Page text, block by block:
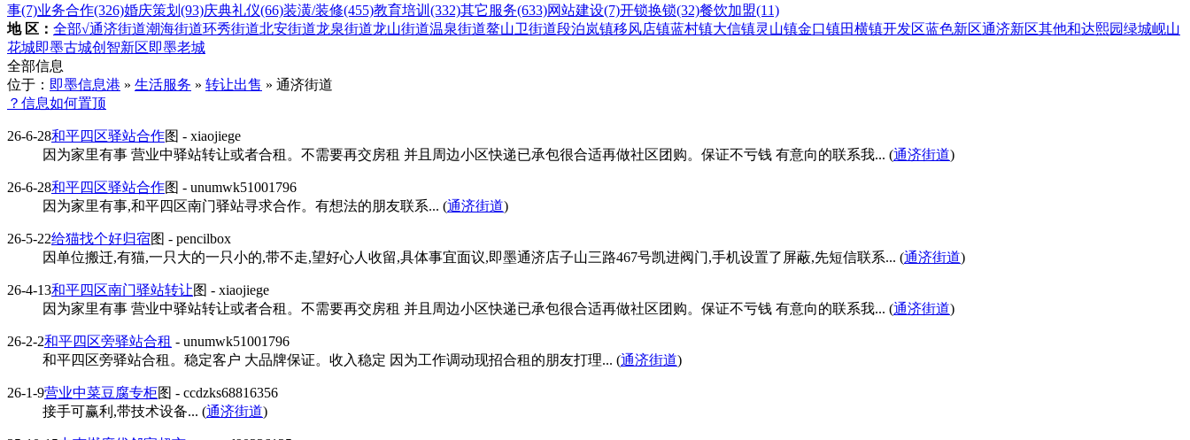
事(7)业务合作(326)婚庆策划 (93)庆典礼仪(66)装潢/装修(455)教育培训 (332)其它服务(633)网站建设(7)开锁换锁(32)餐饮加盟(11)
地 区： 全部√通济街道潮海街道环秀街道北安街道龙泉街道龙山街道温泉街道鳌山卫街道段泊岚镇移风店镇蓝村镇大信镇灵山镇金口镇田横镇开发区蓝色新区通济新区其他和达熙园绿城岘山
花城即墨古城创智新区即墨老城
全部信息
位于： 即墨信息港 » 生活服务 » 转让出售 » 通济街道
？信息如何置顶
26-6-28和平四区驿站合作图 - xiaojiege
因为家里有事 营业中驿站转让或者合租。不需要再交房租 并且周边小区快递已承包很合适再做社区团购。保证不亏钱 有意向的联系我... (通济街道)
26-6-28和平四区驿站合作图 - unumwk51001796
因为家里有事,和平四区南门驿站寻求合作。有想法的朋友联系... (通济街道)
26-5-22给猫找个好归宿图 - pencilbox
因单位搬迁,有猫,一只大的一只小的,带不走,望好心人收留,具体事宜面议,即墨通济店子山三路467号凯进阀门,手机设置了屏蔽,先短信联系... (通济街道)
26-4-13和平四区南门驿站转让图 - xiaojiege
因为家里有事 营业中驿站转让或者合租。不需要再交房租 并且周边小区快递已承包很合适再做社区团购。保证不亏钱 有意向的联系我... (通济街道)
26-2-2和平四区旁驿站合租 - unumwk51001796
和平四区旁驿站合租。稳定客户 大品牌保证。收入稳定 因为工作调动现招合租的朋友打理... (通济街道)
26-1-9营业中菜豆腐专柜图 - ccdzks68816356
接手可赢利,带技术设备... (通济街道)